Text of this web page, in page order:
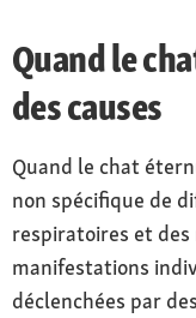
Quand le
des causes
Quand le chat
non spécifique de
respiratoires et des
manifestations
déclenchées par